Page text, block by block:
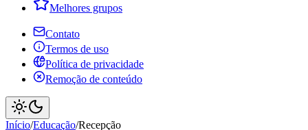
Melhores grupos
Contato
Termos de uso
Política de privacidade
Remoção de conteúdo
Início/Educação/Recepção